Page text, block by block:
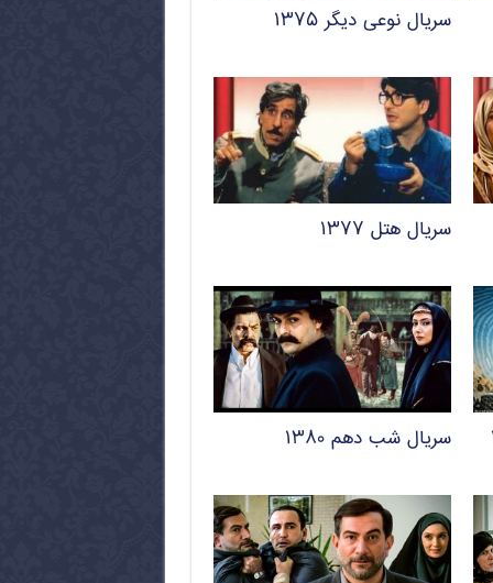
سریال نوعی دیگر ۱۳۷۵
سریال هتل ۱۳۷۷
سریال شب دهم ۱۳۸۰